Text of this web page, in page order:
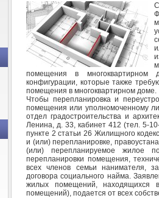
помещения в многоквартирном
конфигурации, которые также
помещения в многоквартирном доме.
Чтобы перепланировка и
помещения или уполномоченному
отдел градостроительства и
Ленина, д. 33, кабинет 412 (тел. 5-
пункте 2 статьи 26 Жилищного
и (или) перепланировке,
(или) перепланируемое жилое
перепланировки помещения,
всех членов семьи нанимателя,
договора социального найма.
жилых помещений, находящихся в
помещений), подается от всех